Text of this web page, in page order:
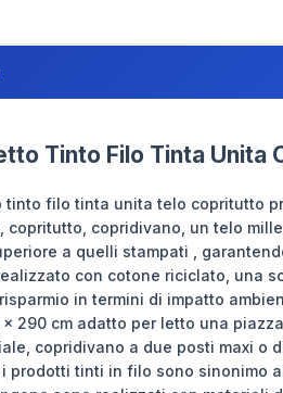
Tinto Filo Tinta Unita
tinto filo tinta unita telo copritutto
copritutto, copridivano, un telo
a quelli stampati ,
con cotone riciclato, una
in termini di impatto
290 cm adatto per letto una
copridivano a due posti maxi o
prodotti tinti in filo sono sinonimo